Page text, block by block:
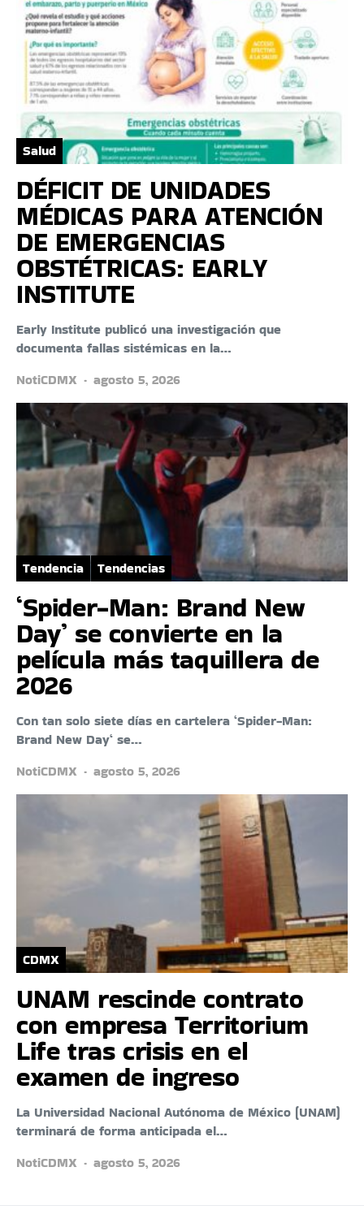
Salud
DÉFICIT DE UNIDADES
MÉDICAS PARA ATENCIÓN
DE EMERGENCIAS
OBSTÉTRICAS: EARLY
INSTITUTE
Early Institute publicó una investigación que
documenta fallas sistémicas en la…
NotiCDMX
agosto 5, 2026
Tendencia Tendencias
‘Spider-Man: Brand New
Day’ se convierte en la
película más taquillera de
2026
Con tan solo siete días en cartelera ‘Spider-Man:
Brand New Day‘ se…
NotiCDMX
agosto 5, 2026
CDMX
UNAM rescinde contrato
con empresa Territorium
Life tras crisis en el
examen de ingreso
La Universidad Nacional Autónoma de México (UNAM)
terminará de forma anticipada el…
NotiCDMX
agosto 5, 2026